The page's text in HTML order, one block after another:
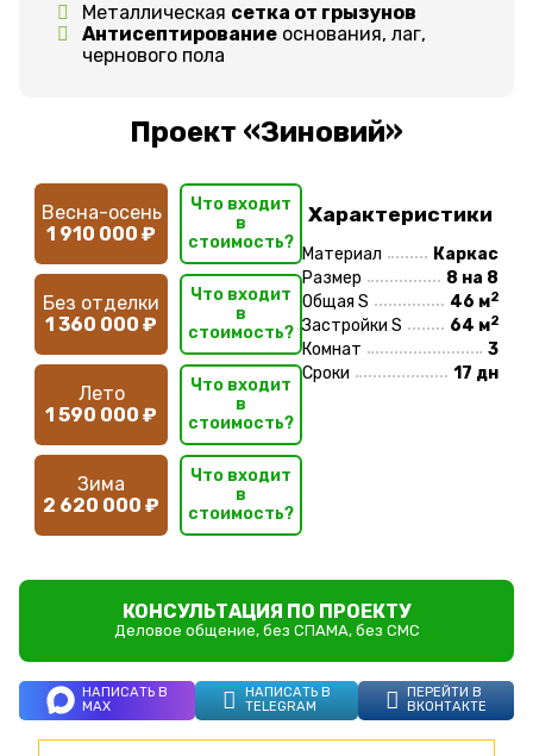
Металлическая сетка от грызунов
Антисептированиеоснования, лаг,
чернового пола
Проект «Зиновий»
Весна-осень
1 910 000 ₽
Что входит
в
стоимость?
Без отделки
1 360 000 ₽
Что входит
в
стоимость?
Лето
1 590 000 ₽
Что входит
в
стоимость?
Зима
2 620 000 ₽
Что входит
в
стоимость?
Характеристики
Материал
Каркас
Размер
8 на 8
Общая S
46 м2
Застройки S 64 м2
Комнат
3
Сроки
17 дн
КОНСУЛЬТАЦИЯ ПО ПРОЕКТУ
Деловое общение, без СПАМА, без СМС
НАПИСАТЬ В
MAX
НАПИСАТЬ В
TELEGRAM
ПЕРЕЙТИ В
ВКОНТАКТЕ